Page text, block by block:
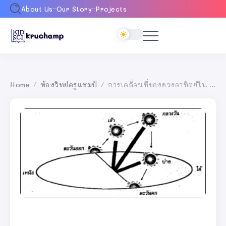
About Us Our Story Projects
Home / ห้องวิทย์ครูแชมป์ / การเคลื่อนที่ของดวงอาทิตย์ใน 1 วัน